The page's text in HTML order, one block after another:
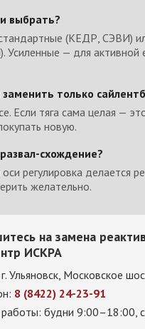
выбрать?
(КЕДР, СЭВИ)
Усиленные — для
только
Если тяга сама целая —
новую.
схождение?
регулировка делается
желательно.
на замена
ИСКРА
Ульяновск, Московское
8 (8422) 24-23-91
будни 9:00–18:00,